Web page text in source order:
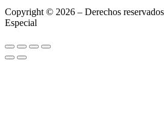
Copyright © 2026 – Derechos
Especial